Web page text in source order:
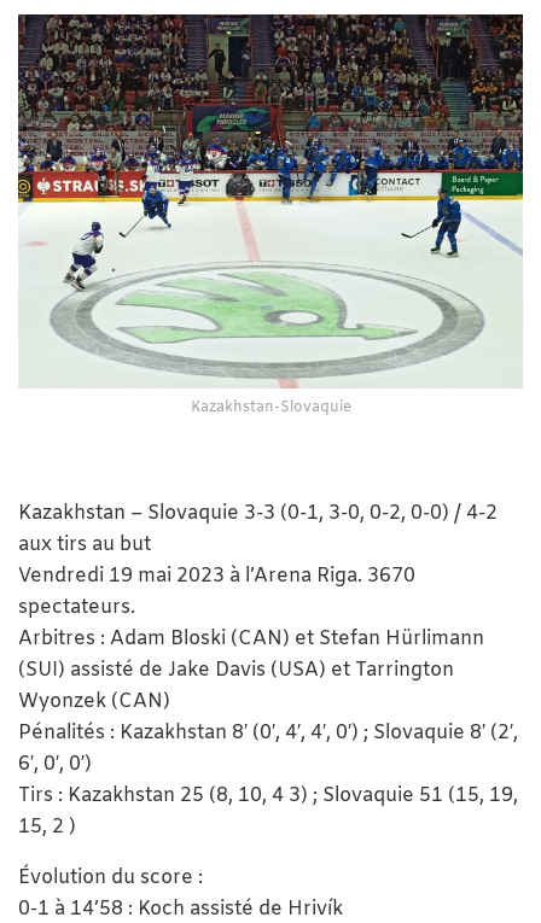
Kazakhstan-Slovaquie
Kazakhstan – Slovaquie 3-3 (0-1, 3-0, 0-2, 0-0) / 4-2
aux tirs au but
Vendredi 19 mai 2023 à l’Arena Riga. 3670
spectateurs.
Arbitres : Adam Bloski (CAN) et Stefan Hürlimann
(SUI) assisté de Jake Davis (USA) et Tarrington
Wyonzek (CAN)
Pénalités : Kazakhstan 8′ (0′, 4′, 4′, 0′) ; Slovaquie 8′ (2′,
6′, 0′, 0′)
Tirs : Kazakhstan 25 (8, 10, 4 3) ; Slovaquie 51 (15, 19,
15, 2 )
Évolution du score :
0-1 à 14’58 : Koch assisté de Hrivík